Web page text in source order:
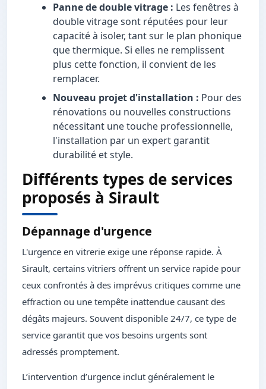
Panne de double vitrage : Les fenêtres à
double vitrage sont réputées pour leur
capacité à isoler, tant sur le plan phonique
que thermique. Si elles ne remplissent
plus cette fonction, il convient de les
remplacer.
Nouveau projet d'installation : Pour des
rénovations ou nouvelles constructions
nécessitant une touche professionnelle,
l'installation par un expert garantit
durabilité et style.
Différents types de services
proposés à Sirault
Dépannage d'urgence
L'urgence en vitrerie exige une réponse rapide. À
Sirault, certains vitriers offrent un service rapide pour
ceux confrontés à des imprévus critiques comme une
effraction ou une tempête inattendue causant des
dégâts majeurs. Souvent disponible 24/7, ce type de
service garantit que vos besoins urgents sont
adressés promptement.
L’intervention d’urgence inclut généralement le